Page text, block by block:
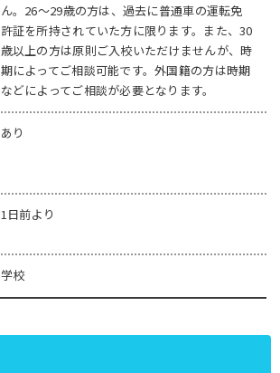
ん。26～29歳の方は、過去に普通車の運転免
許証を所持されていた方に限ります。また、30
歳以上の方は原則ご入校いただけませんが、時
期によってご相談可能です。外国籍の方は時期
などによってご相談が必要となります。
あり
1日前より
学校